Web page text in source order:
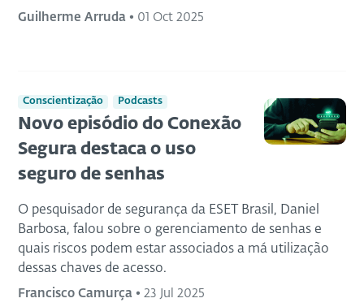
Guilherme Arruda • 01 Oct 2025
Conscientização Podcasts
Novo episódio do Conexão
Segura destaca o uso
seguro de senhas
O pesquisador de segurança da ESET Brasil, Daniel
Barbosa, falou sobre o gerenciamento de senhas e
quais riscos podem estar associados a má utilização
dessas chaves de acesso.
Francisco Camurça • 23 Jul 2025